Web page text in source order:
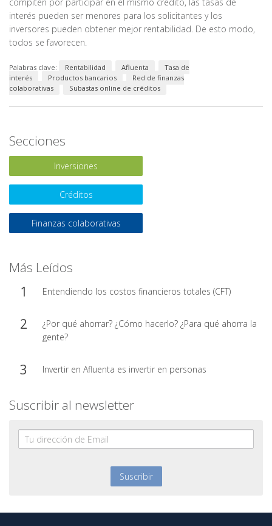
interés pueden ser menores para los solicitantes y los
inversores pueden obtener mejor rentabilidad. De esto modo,
todos se favorecen.
Palabras clave: Rentabilidad Afluenta
Tasa de
interés
Productos bancarios
Red de finanzas
colaborativas
Subastas online de créditos
Secciones
Inversiones
Créditos
Finanzas colaborativas
Más Leídos
Entendiendo los costos financieros totales (CFT)
¿Por qué ahorrar? ¿Cómo hacerlo? ¿Para qué ahorra la
gente?
Invertir en Afluenta es invertir en personas
Suscribir al newsletter